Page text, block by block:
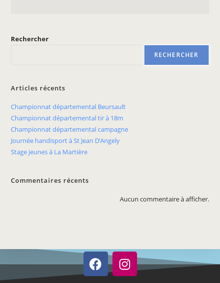
Rechercher
RECHERCHER
Articles récents
Championnat départemental Beursault
Championnat départemental tir à 18m
Championnat départemental campagne
Journée handisport à St Jean D’Angely
Stage jeunes à La Martière
Commentaires récents
Aucun commentaire à afficher.